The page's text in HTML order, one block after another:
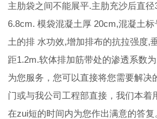
主肋袋之间不能展平.主肋充沙后直
6.8cm. 模袋混凝土厚 20cm,混凝土
土的排 水功效,增加排布的抗拉强度,
距1.2m.软体排加筋带处的渗透系数
为您服务，您可以直接将您需要解决
门或与我公司工程部直接，我们本着
在zui短的时间内为您作出满意的答复